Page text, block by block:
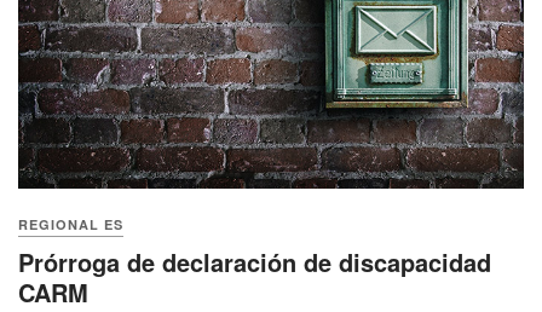
REGIONAL ES
Prórroga de declaración de discapacidad
CARM